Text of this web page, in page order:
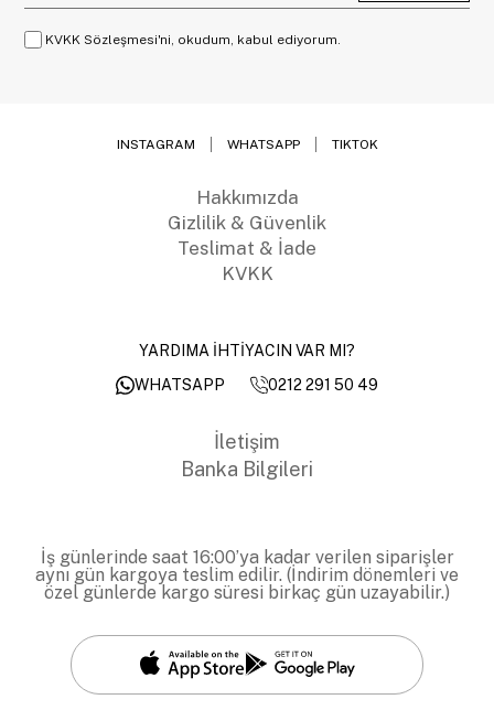
KVKK Sözleşmesi'ni, okudum, kabul ediyorum.
INSTAGRAM WHATSAPP TIKTOK
Hakkımızda
Gizlilik & Güvenlik
Teslimat & İade
KVKK
YARDIMA İHTİYACIN VAR MI?
WHATSAPP
0212 291 50 49
İletişim
Banka Bilgileri
İş günlerinde saat 16:00’ya kadar verilen siparişler
aynı gün kargoya teslim edilir. (İndirim dönemleri ve
özel günlerde kargo süresi birkaç gün uzayabilir.)